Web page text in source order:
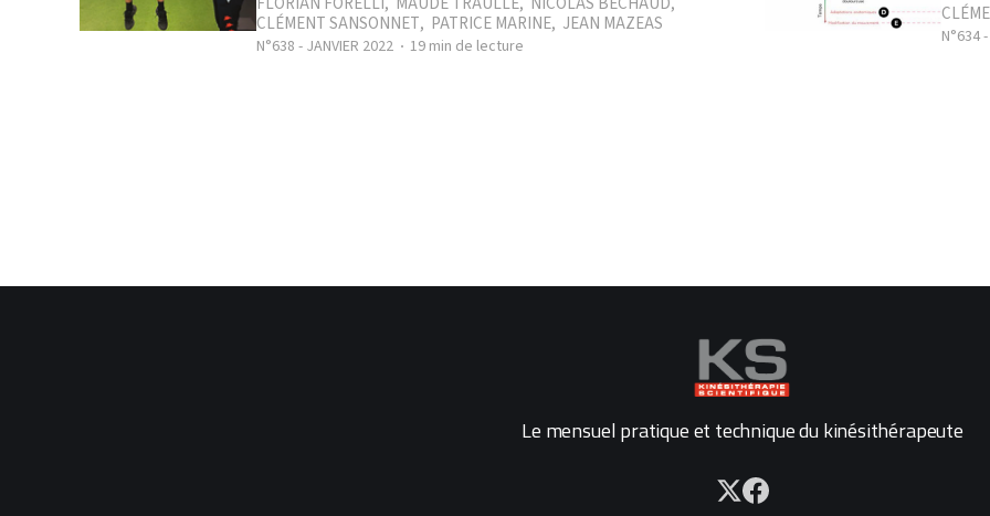
CLÉMENT SANSONNET, PATRICE MARINE, JEAN MAZEAS
N°638 - JANVIER 2022 19 min de lecture N°634
Le mensuel pratique et technique du kinésithérapeute